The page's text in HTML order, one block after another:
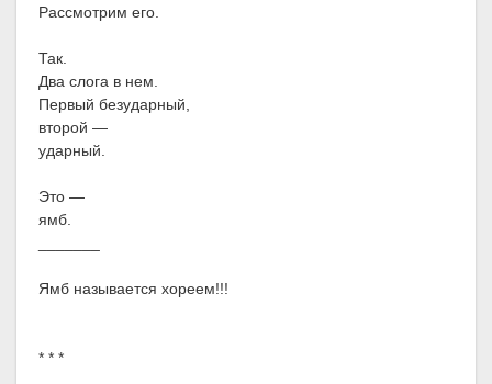
Рассмотрим его.
Так.
Два слога в нем.
Первый безударный,
второй —
ударный.
Это —
ямб.
Ямб называется хореем!!!
* * *